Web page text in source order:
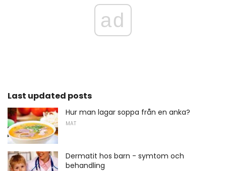
ad
Last updated posts
Hur man lagar soppa från en anka?
MAT
Dermatit hos barn - symtom och
behandling